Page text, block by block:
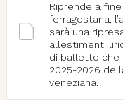
Riprende a
ferragostana,
sarà una
allestimenti
di balletto che
2025-2026
veneziana.